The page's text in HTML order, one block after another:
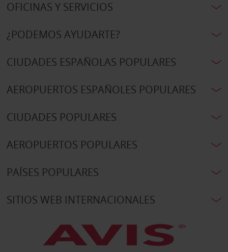
OFICINAS Y SERVICIOS
¿PODEMOS AYUDARTE?
CIUDADES ESPAÑOLAS POPULARES
AEROPUERTOS ESPAÑOLES POPULARES
CIUDADES POPULARES
AEROPUERTOS POPULARES
PAÍSES POPULARES
SITIOS WEB INTERNACIONALES